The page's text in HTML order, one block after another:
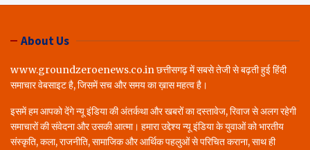
About Us
www.groundzeroenews.co.in छत्तीसगढ़ में सबसे तेजी से बढ़ती हुई हिंदी
समाचार वेबसाइट है, जिसमें सच और समय का ख़ास महत्व है।
इसमें हम आपको देंगे न्यू इंडिया की अंतर्कथा और खबरों का दस्तावेज, रिवाज से अलग रहेगी
समाचारों की संवेदना और उसकी आत्मा। हमारा उद्देश्य न्यू इंडिया के युवाओं को भारतीय
संस्कृति, कला, राजनीति, सामाजिक और आर्थिक पहलुओं से परिचित कराना, साथ ही